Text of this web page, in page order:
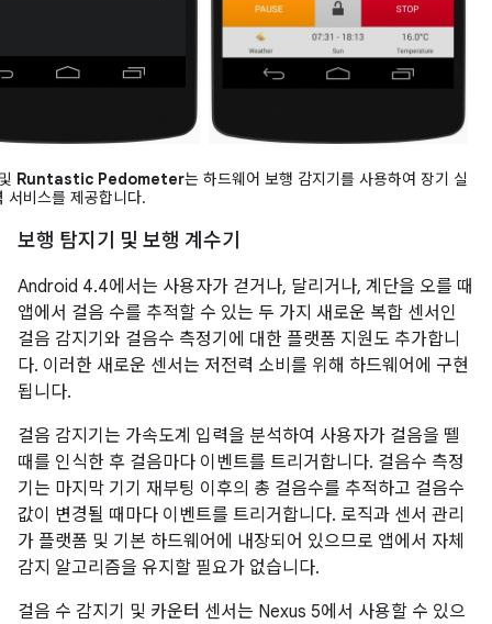
Runtastic Pedometer는 하드웨어 보행 감지기를 사용하여 장기 실
서비스를 제공합니다.
보행 탐지기 및 보행 계수기
Android 4.4에서는 사용자가 걷거나, 달리거나, 계단을 오를 때
앱에서 걸음 수를 추적할 수 있는 두 가지 새로운 복합 센서인
걸음 감지기와 걸음수 측정기에 대한 플랫폼 지원도 추가합니
다. 이러한 새로운 센서는 저전력 소비를 위해 하드웨어에 구현
됩니다.
걸음 감지기는 가속도계 입력을 분석하여 사용자가 걸음을 뗄
때를 인식한 후 걸음마다 이벤트를 트리거합니다. 걸음수 측정
기는 마지막 기기 재부팅 이후의 총 걸음수를 추적하고 걸음수
값이 변경될 때마다 이벤트를 트리거합니다. 로직과 센서 관리
가 플랫폼 및 기본 하드웨어에 내장되어 있으므로 앱에서 자체
감지 알고리즘을 유지할 필요가 없습니다.
걸음 수 감지기 및 카운터 센서는 Nexus 5에서 사용할 수 있으